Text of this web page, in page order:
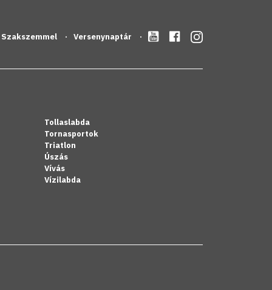
Szakszemmel Versenynaptár
Tollaslabda
Tornasportok
Triatlon
Úszás
Vívás
Vízilabda